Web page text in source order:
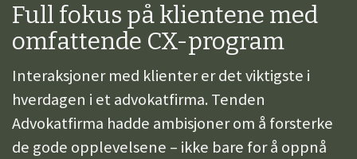
Full fokus på klientene med
omfattende CX-program
Interaksjoner med klienter er det viktigste i
hverdagen i et advokatfirma. Tenden
Advokatfirma hadde ambisjoner om å forsterke
de gode opplevelsene – ikke bare for å oppnå